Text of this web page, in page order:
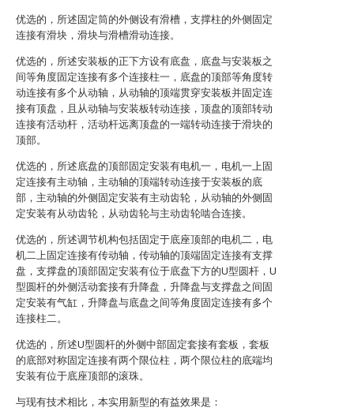
优选的，所述固定筒的外侧设有滑槽，支撑柱的外侧固定
连接有滑块，滑块与滑槽滑动连接。
优选的，所述安装板的正下方设有底盘，底盘与安装板之
间等角度固定连接有多个连接柱一，底盘的顶部等角度转
动连接有多个从动轴，从动轴的顶端贯穿安装板并固定连
接有顶盘，且从动轴与安装板转动连接，顶盘的顶部转动
连接有活动杆，活动杆远离顶盘的一端转动连接于滑块的
顶部。
优选的，所述底盘的顶部固定安装有电机一，电机一上固
定连接有主动轴，主动轴的顶端转动连接于安装板的底
部，主动轴的外侧固定安装有主动齿轮，从动轴的外侧固
定安装有从动齿轮，从动齿轮与主动齿轮啮合连接。
优选的，所述调节机构包括固定于底座顶部的电机二，电
机二上固定连接有传动轴，传动轴的顶端固定连接有支撑
盘，支撑盘的顶部固定安装有位于底盘下方的U型圆杆，U
型圆杆的外侧活动套接有升降盘，升降盘与支撑盘之间固
定安装有气缸，升降盘与底盘之间等角度固定连接有多个
连接柱二。
优选的，所述U型圆杆的外侧中部固定套接有套板，套板
的底部对称固定连接有两个限位柱，两个限位柱的底端均
安装有位于底座顶部的滚珠。
与现有技术相比，本实用新型的有益效果是：